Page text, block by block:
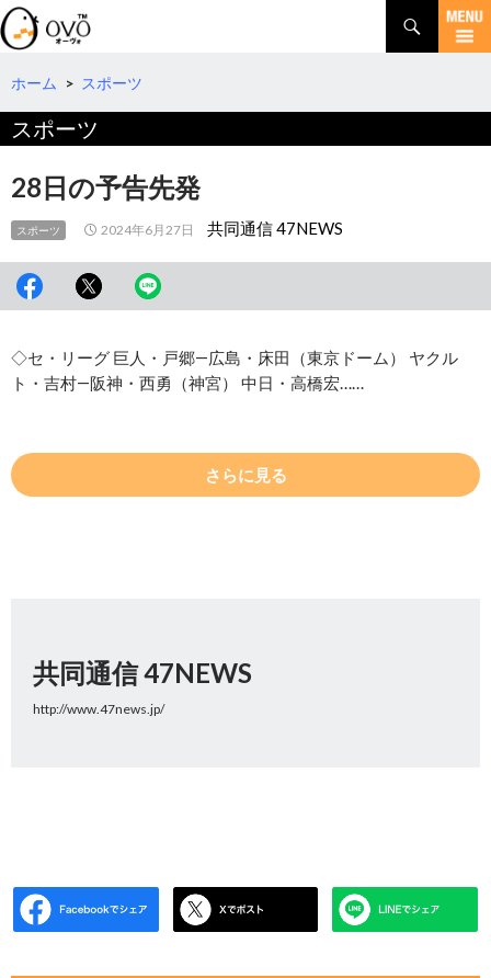
検
索
コ
テ
へ
動
ホーム > スポーツ
スポーツ
28日の予告先発
スポーツ 2024年6月27日 共同通信 47NEWS
◇セ・リーグ 巨人・戸郷―広島・床田（東京ドーム） ヤクル
ト・吉村―阪神・西勇（神宮） 中日・高橋宏……
さらに見る
共同通信 47NEWS
http://www.47news.jp/